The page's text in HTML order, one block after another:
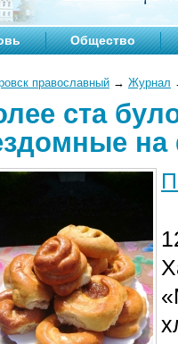
Общество
православный → Журнал
ста
на